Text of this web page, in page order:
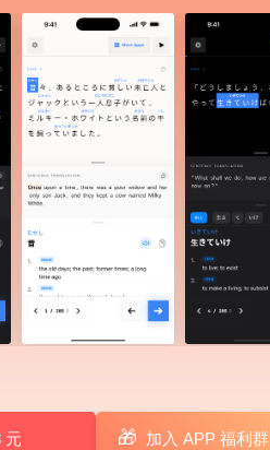
元 🎁 加入 APP 福利群